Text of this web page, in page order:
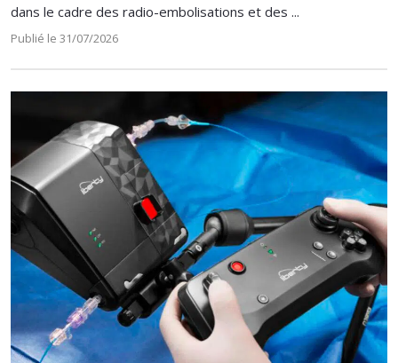
dans le cadre des radio-embolisations et des ...
Publié le 31/07/2026